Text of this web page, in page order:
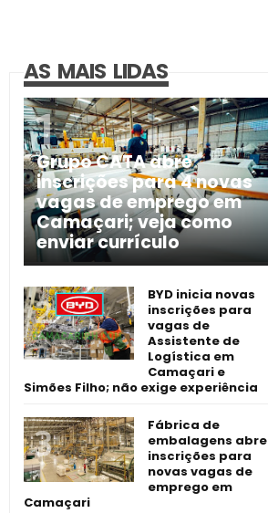
AS MAIS LIDAS
Grupo CATA abre
inscrições para 4 novas
vagas de emprego em
Camaçari; veja como
enviar currículo
BYD inicia novas
inscrições para
vagas de
Assistente de
Logística em
Camaçari e
Simões Filho; não exige experiência
Fábrica de
embalagens abre
inscrições para
novas vagas de
emprego em
Camaçari